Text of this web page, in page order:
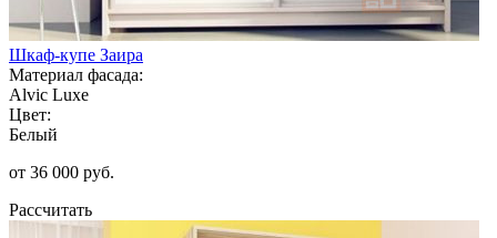
Шкаф-купе Заира
Материал фасада:
Alvic Luxe
Цвет:
Белый
от 36 000 руб.
Рассчитать